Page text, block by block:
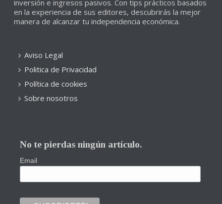
inversión e ingresos pasivos. Con tips prácticos basados
en la experiencia de sus editores, descubrirás la mejor
manera de alcanzar tu independencia económica.
Aviso Legal
Politica de Privacidad
Política de cookies
Sobre nosotros
No te pierdas ningún artículo.
Email